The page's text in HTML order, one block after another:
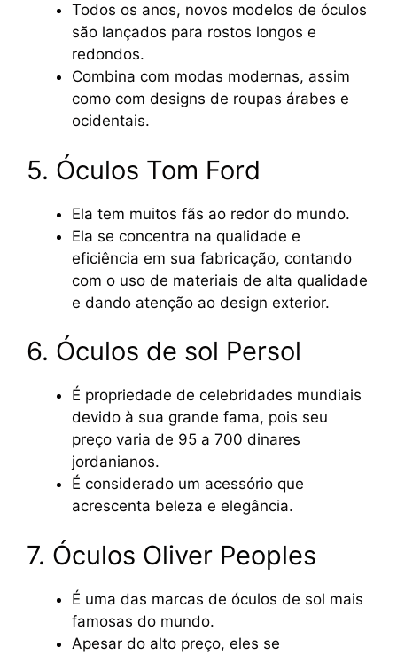
Todos os anos, novos modelos de óculos
são lançados para rostos longos e
redondos.
Combina com modas modernas, assim
como com designs de roupas árabes e
ocidentais.
5. Óculos Tom Ford
Ela tem muitos fãs ao redor do mundo.
Ela se concentra na qualidade e
eficiência em sua fabricação, contando
com o uso de materiais de alta qualidade
e dando atenção ao design exterior.
6. Óculos de sol Persol
É propriedade de celebridades mundiais
devido à sua grande fama, pois seu
preço varia de 95 a 700 dinares
jordanianos.
É considerado um acessório que
acrescenta beleza e elegância.
7. Óculos Oliver Peoples
É uma das marcas de óculos de sol mais
famosas do mundo.
Apesar do alto preço, eles se